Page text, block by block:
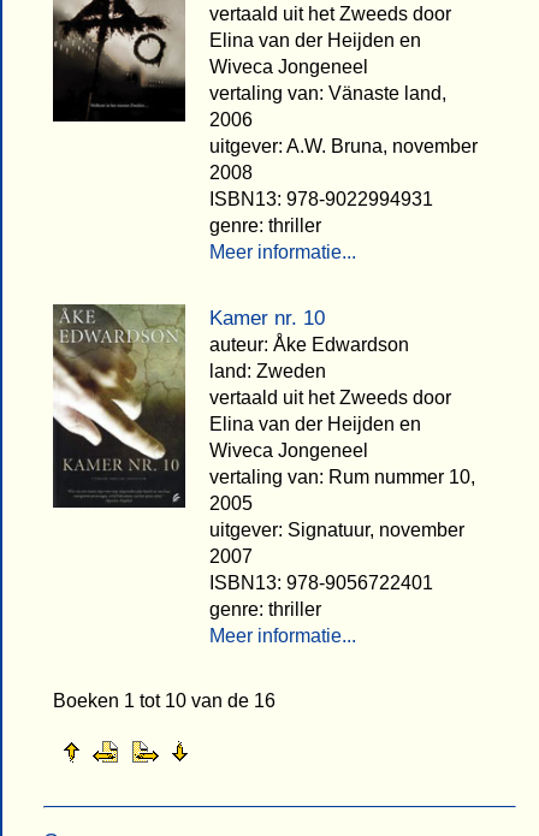
vertaald uit het Zweeds door
Elina van der Heijden en
Wiveca Jongeneel
vertaling van: Vänaste land,
2006
uitgever: A.W. Bruna, november
2008
ISBN13: 978-9022994931
genre: thriller
Meer informatie...
Kamer nr. 10
auteur: Åke Edwardson
land: Zweden
vertaald uit het Zweeds door
Elina van der Heijden en
Wiveca Jongeneel
vertaling van: Rum nummer 10,
2005
uitgever: Signatuur, november
2007
ISBN13: 978-9056722401
genre: thriller
Meer informatie...
Boeken 1 tot 10 van de 16